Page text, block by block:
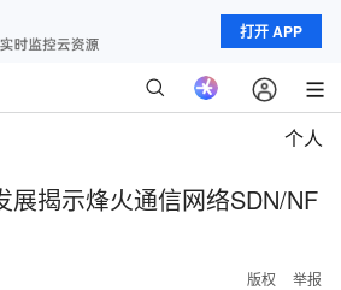
打开 APP
个人
展揭示烽火通信网络SDN/NF
版权 举报